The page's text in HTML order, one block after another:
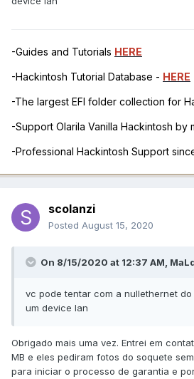
-Guides and Tutorials HERE
-Hackintosh Tutorial Database - HERE
-The largest EFI folder collection for
-Support Olarila Vanilla Hackintosh by
-Professional Hackintosh Support
scolanzi
Posted August 15, 2020
On 8/15/2020 at 12:37 AM,
vc pode tentar com a nullethernet do
um device lan
Obrigado mais uma vez. Entrei em
MB e eles pediram fotos do soquete
para iniciar o processo de garantia e